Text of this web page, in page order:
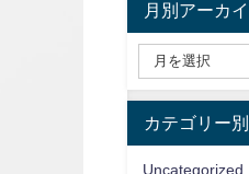
月別アーカ
カテゴリー
Uncategorized